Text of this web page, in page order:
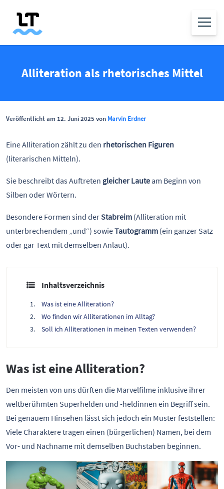
Alliteration als rhetorisches Mittel
Veröffentlicht am 12. Juni 2025 von Marvin Erdner
Eine Alliteration zählt zu den rhetorischen Figuren
(literarischen Mitteln).
Sie beschreibt das Auftreten gleicher Lauteam Beginn von
Silben oder Wörtern.
Besondere Formen sind derStabreim (Alliteration mit
unterbrechendem „und“) sowieTautogramm (ein ganzer Satz
oder gar Text mit demselben Anlaut).
Inhaltsverzeichnis
Was ist eine Alliteration?
Wo finden wir Alliterationen im Alltag?
Soll ich Alliterationen in meinen Texten verwenden?
Was ist eine Alliteration?
Den meisten von uns dürften die Marvelfilme inklusive ihrer
weltberühmten Superhelden und -heldinnen ein Begriff sein.
Bei genauem Hinsehen lässt sich jedoch ein Muster feststellen:
Viele Charaktere tragen einen (bürgerlichen) Namen, bei dem
Vor- und Nachname mit demselben Buchstaben beginnen.